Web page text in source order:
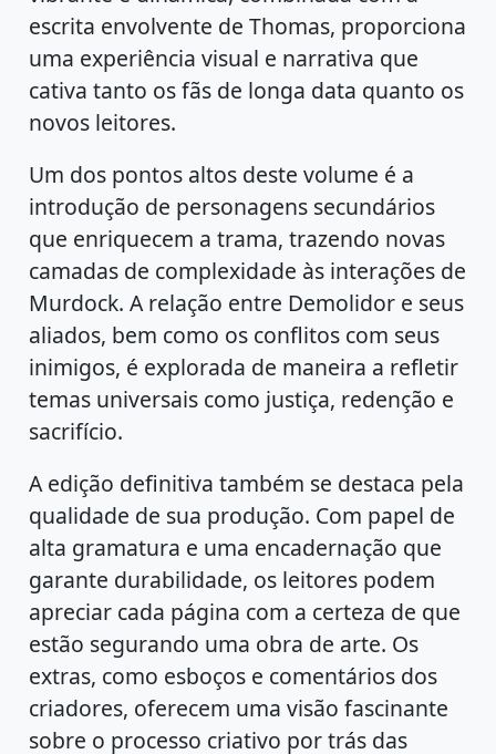
escrita envolvente de Thomas, proporciona
uma experiência visual e narrativa que
cativa tanto os fãs de longa data quanto os
novos leitores.
Um dos pontos altos deste volume é a
introdução de personagens secundários
que enriquecem a trama, trazendo novas
camadas de complexidade às interações de
Murdock. A relação entre Demolidor e seus
aliados, bem como os conflitos com seus
inimigos, é explorada de maneira a refletir
temas universais como justiça, redenção e
sacrifício.
A edição definitiva também se destaca pela
qualidade de sua produção. Com papel de
alta gramatura e uma encadernação que
garante durabilidade, os leitores podem
apreciar cada página com a certeza de que
estão segurando uma obra de arte. Os
extras, como esboços e comentários dos
criadores, oferecem uma visão fascinante
sobre o processo criativo por trás das